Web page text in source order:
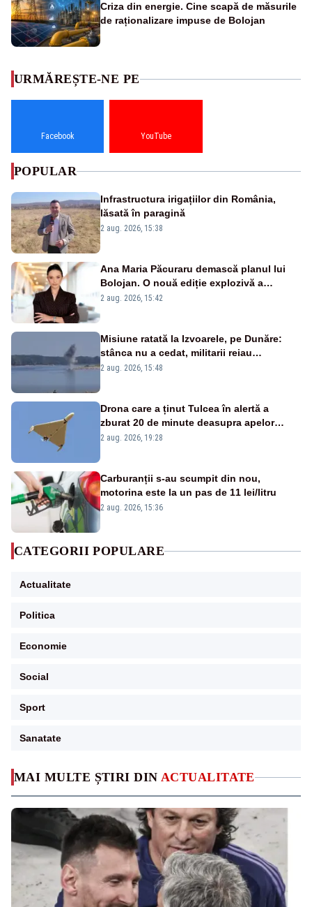
Criza din energie. Cine scapă de măsurile
de raționalizare impuse de Bolojan
MAI MULTE ȘTIRI DIN ACTUALITATE
URMĂREȘTE-NE PE
Facebook YouTube
POPULAR
Infrastructura irigațiilor din România,
lăsată în paragină
2 aug. 2026, 15:38
Ana Maria Păcuraru demască planul lui
Bolojan. O nouă ediție explozivă a
emisiunii „Miza Zilei” la Realitatea PLUS
2 aug. 2026, 15:42
Misiune ratată la Izvoarele, pe Dunăre:
stânca nu a cedat, militarii reiau
detonările luni – VIDEO
2 aug. 2026, 15:48
Drona care a ținut Tulcea în alertă a
zburat 20 de minute deasupra apelor
României. Au fost ridicate două F-16
2 aug. 2026, 19:28
Carburanții s-au scumpit din nou,
motorina este la un pas de 11 lei/litru
2 aug. 2026, 15:36
CATEGORII POPULARE
Actualitate
Politica
Economie
Social
Sport
Sanatate